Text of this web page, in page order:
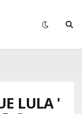
LULA '